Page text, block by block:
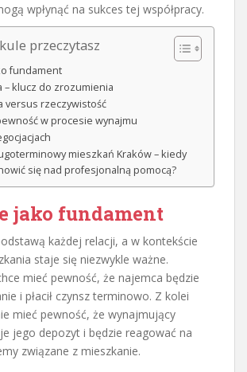
wpłynąć na sukces tej współpracy.
przeczytasz
fundament
– klucz do zrozumienia
versus rzeczywistość
w procesie wynajmu
mieszkań Kraków – kiedy
się nad profesjonalną pomocą?
jako fundament
każdej relacji, a w kontekście
staje się niezwykle ważne.
mieć pewność, że najemca będzie
i płacił czynsz terminowo. Z kolei
mieć pewność, że wynajmujący
jego depozyt i będzie reagować na
związane z mieszkanie.